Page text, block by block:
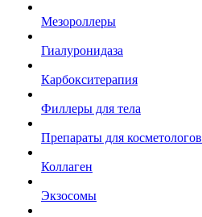
Мезороллеры
Гиалуронидаза
Карбокситерапия
Филлеры для тела
Препараты для косметологов
Коллаген
Экзосомы